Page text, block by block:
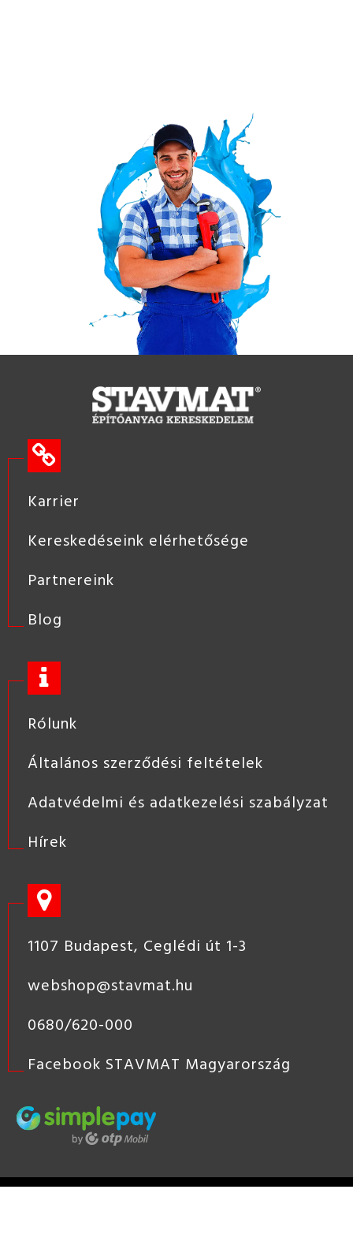
Karrier
Kereskedéseink elérhetősége
Partnereink
Blog
Rólunk
Általános szerződési feltételek
Adatvédelmi és adatkezelési szabályzat
Hírek
1107 Budapest, Ceglédi út 1-3
webshop@stavmat.hu
0680/620-000
Facebook STAVMAT Magyarország